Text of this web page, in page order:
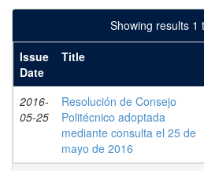
Showing results 1
Issue
Date
Title
2016-
05-25
Resolución de Consejo
Politécnico adoptada
mediante consulta el 25 de
mayo de 2016